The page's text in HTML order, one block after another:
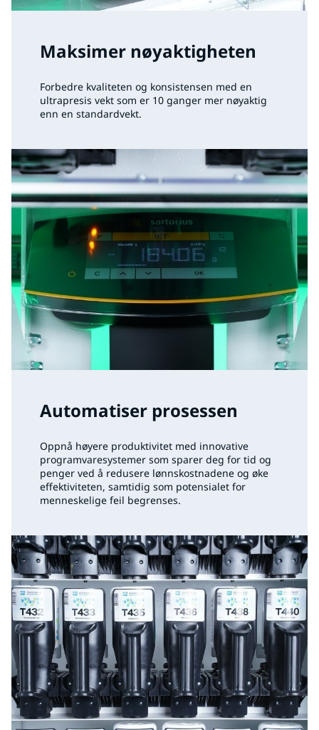
Maksimer nøyaktigheten
Forbedre kvaliteten og konsistensen med en
ultrapresis vekt som er 10 ganger mer nøyaktig
enn en standardvekt.
Automatiser prosessen
Oppnå høyere produktivitet med innovative
programvaresystemer som sparer deg for tid og
penger ved å redusere lønnskostnadene og øke
effektiviteten, samtidig som potensialet for
menneskelige feil begrenses.